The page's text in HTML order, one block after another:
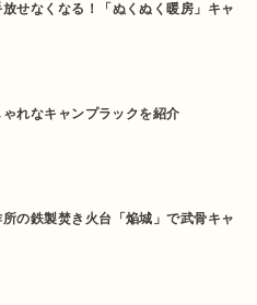
せなくなる！「ぬくぬく暖房」キャ
れなキャンプラックを紹介
の鉄製焚き火台「焔城」で武骨キャ